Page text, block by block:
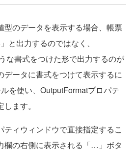
のデータを表示する場合、帳票
と出力するのではなく、
な書式をつけた形で出力するのが
データに書式をつけて表示するに
を使い、OutputFormatプロパテ
ます。
ィウィンドウで直接指定するこ
欄の右側に表示される「…」ボタ